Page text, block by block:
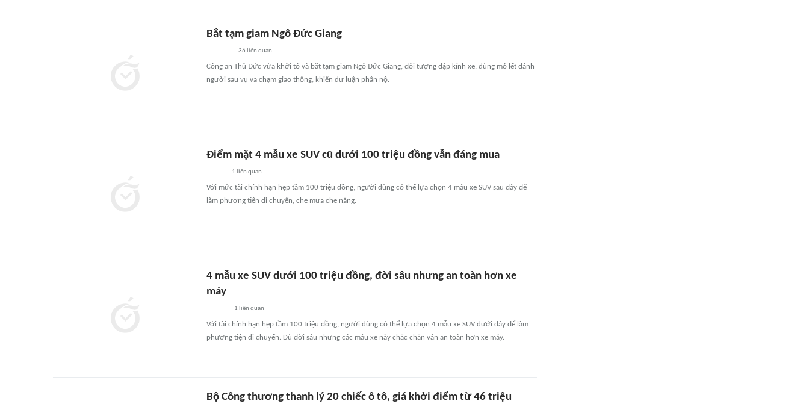
Bắt tạm giam Ngô Đức Giang
36 liên quan
Công an Thủ Đức vừa khởi tố và bắt tạm giam Ngô Đức Giang, đối tượng đập kính xe, dùng mỏ lết đánh
người sau vụ va chạm giao thông, khiến dư luận phẫn nộ.
Điểm mặt 4 mẫu xe SUV cũ dưới 100 triệu đồng vẫn đáng mua
1 liên quan
Với mức tài chính hạn hẹp tầm 100 triệu đồng, người dùng có thể lựa chọn 4 mẫu xe SUV sau đây để
làm phương tiện di chuyển, che mưa che nắng.
4 mẫu xe SUV dưới 100 triệu đồng, đời sâu nhưng an toàn hơn xe
máy
1 liên quan
Với tài chính hạn hẹp tầm 100 triệu đồng, người dùng có thể lựa chọn 4 mẫu xe SUV dưới đây để làm
phương tiện di chuyển. Dù đời sâu nhưng các mẫu xe này chắc chắn vẫn an toàn hơn xe máy.
Bộ Công thương thanh lý 20 chiếc ô tô, giá khởi điểm từ 46 triệu